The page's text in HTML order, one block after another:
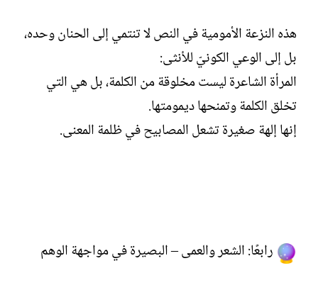
هذه النزعة الأمومية في النص لا تنتمي إلى الحنان وحده،
بل إلى الوعي الكونيّ للأنثى:
المرأة الشاعرة ليست مخلوقة من الكلمة، بل هي التي
تخلق الكلمة وتمنحها ديمومتها.
إنها إلهة صغيرة تشعل المصابيح في ظلمة المعنى.
رابعًا: الشعر والعمى – البصيرة في مواجهة الوهم